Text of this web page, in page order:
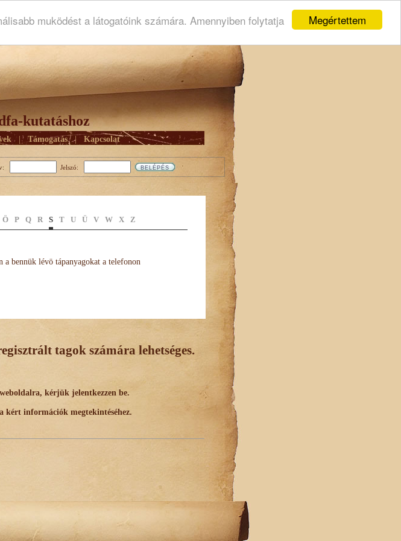
Megértettem
muködést a látogatóink számára. Amennyiben folytatja
kutatáshoz
| Támogatás | Kapcsolat
Jelszó:
Ö P Q R S T U Ü V W X Z
a bennük lévö tápanyagokat a telefonon
tagok számára lehetséges.
kérjük jelentkezzen be.
információk megtekintéséhez.